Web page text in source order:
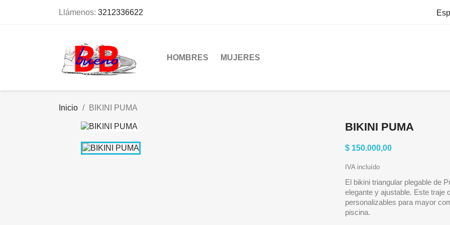
Llámenos: 3212336622
HOMBRES MUJERES
Inicio BIKINI PUMA
BIKINI PUMA
$ 150.000,00
IVA incluído
El bikini triangular plegable de
elegante y ajustable. Este traje
personalizables para mayor
piscina.